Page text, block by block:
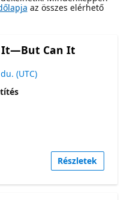
az összes elérhető
It—But Can It
(UTC)
Részletek